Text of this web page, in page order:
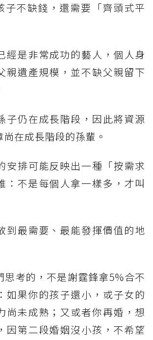
子不缺錢，還需要「齊頭式平
經是非常成功的藝人，個人身
親遺產規模，並不缺父親留下
子仍在成長階段，因此將資源
在成長階段的孫輩。
安排可能反映出一種「按需求
：不是每個人拿一樣多，才叫
到最需要、最能發揮價值的地
思考的，不是謝霆鋒拿5%合不
如果你的孩子還小，或子女的
尚未成熟；又或者你再婚，想
因第二段婚姻沒小孩，不希望